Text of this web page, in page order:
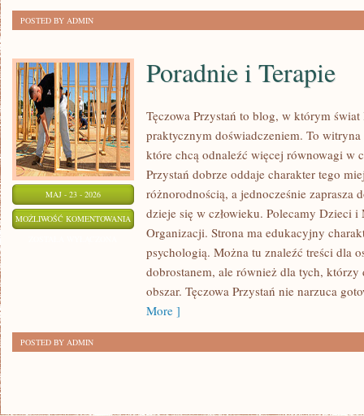
POSTED BY ADMIN
MAJ - 23 - 2026
MOŻLIWOŚĆ KOMENTOWANIA PORADNIE
TERAPIE
Poradnie i Terapie
Tęczowa Przystań to blog, w którym
praktycznym doświadczeniem. To
które chcą odnaleźć więcej równowagi w
Przystań dobrze oddaje charakter tego
różnorodnością, a jednocześnie zaprasza
dzieje się w człowieku. Polecamy Dzieci i
Organizacji. Strona ma edukacyjny
psychologią. Można tu znaleźć treści dla
dobrostanem, ale również dla tych,
obszar. Tęczowa Przystań nie narzuca
More ]
POSTED BY ADMIN